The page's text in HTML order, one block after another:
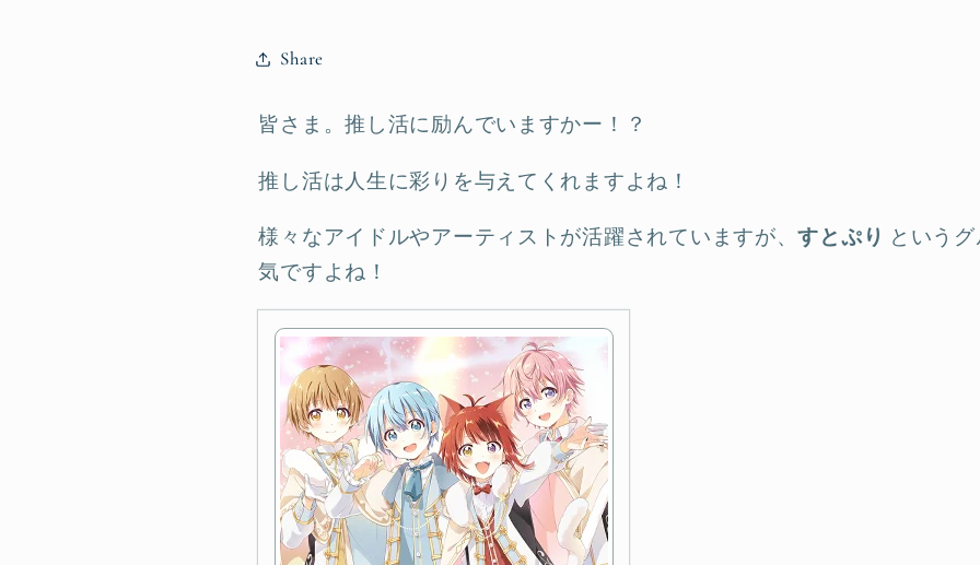
Share
皆さま。推し活に励んでいますかー！？
推し活は人生に彩りを与えてくれますよね！
様々なアイドルやアーティストが活躍されていますが、すとぷり という
気ですよね！